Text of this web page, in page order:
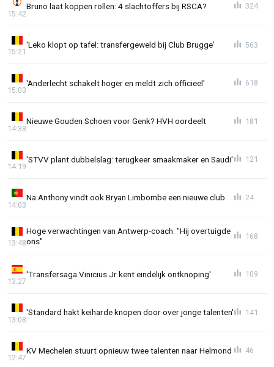
Bruno laat koppen rollen: 4 slachtoffers bij RSCA?
15:42
324
'Leko klopt op tafel: transfergeweld bij Club Brugge'
15:21
563
'Anderlecht schakelt hoger en meldt zich officieel'
15:03
618
Nieuwe Gouden Schoen voor Genk? HVH oordeelt
14:38
181
'STVV plant dubbelslag: terugkeer smaakmaker en Saudi'
14:19
121
Na Anthony vindt ook Bryan Limbombe een nieuwe club
14:03
24
Hoge verwachtingen van Antwerp-coach: "Hij overtuigde
ons"
13:48
168
'Transfersaga Vinicius Jr kent eindelijk ontknoping'
13:27
109
'Standard hakt keiharde knopen door over jonge talenten'
13:08
141
KV Mechelen stuurt opnieuw twee talenten naar Helmond
12:47
46